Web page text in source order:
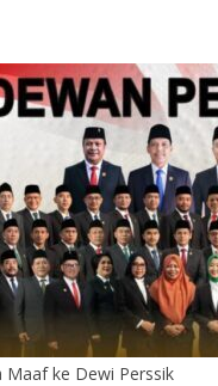
Maaf ke Dewi Perssik